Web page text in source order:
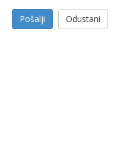
Pošalji Odustani